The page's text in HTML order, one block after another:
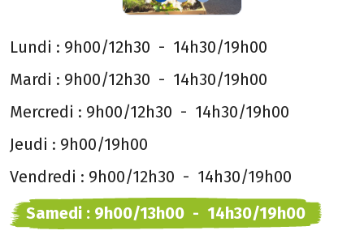
Lundi : 9h00/12h30 - 14h30/19h00
Mardi : 9h00/12h30 - 14h30/19h00
Mercredi : 9h00/12h30 - 14h30/19h00
Jeudi : 9h00/19h00
Vendredi : 9h00/12h30 - 14h30/19h00
Samedi : 9h00/13h00 - 14h30/19h00